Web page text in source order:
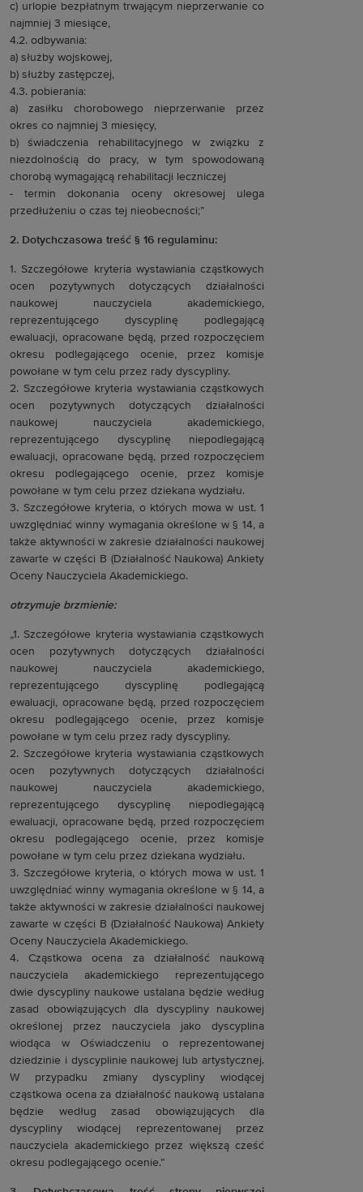
c) urlopie bezpłatnym trwającym nieprzerwanie co
najmniej 3 miesiące,
4.2. odbywania:
a) służby wojskowej,
b) służby zastępczej,
4.3. pobierania:
a) zasiłku chorobowego nieprzerwanie przez
okres co najmniej 3 miesięcy,
b) świadczenia rehabilitacyjnego w związku z
niezdolnością do pracy, w tym spowodowaną
chorobą wymagającą rehabilitacji leczniczej
- termin dokonania oceny okresowej ulega
przedłużeniu o czas tej nieobecności;”
2. Dotychczasowa treść § 16 regulaminu:
1. Szczegółowe kryteria wystawiania cząstkowych
ocen pozytywnych dotyczących działalności
naukowej nauczyciela akademickiego,
reprezentującego dyscyplinę podlegającą
ewaluacji, opracowane będą, przed rozpoczęciem
okresu podlegającego ocenie, przez komisje
powołane w tym celu przez rady dyscypliny.
2. Szczegółowe kryteria wystawiania cząstkowych
ocen pozytywnych dotyczących działalności
naukowej nauczyciela akademickiego,
reprezentującego dyscyplinę niepodlegającą
ewaluacji, opracowane będą, przed rozpoczęciem
okresu podlegającego ocenie, przez komisje
powołane w tym celu przez dziekana wydziału.
3. Szczegółowe kryteria, o których mowa w ust. 1
uwzględniać winny wymagania określone w § 14, a
także aktywności w zakresie działalności naukowej
zawarte w części B (Działalność Naukowa) Ankiety
Oceny Nauczyciela Akademickiego.
otrzymuje brzmienie:
„1. Szczegółowe kryteria wystawiania cząstkowych
ocen pozytywnych dotyczących działalności
naukowej nauczyciela akademickiego,
reprezentującego dyscyplinę podlegającą
ewaluacji, opracowane będą, przed rozpoczęciem
okresu podlegającego ocenie, przez komisje
powołane w tym celu przez rady dyscypliny.
2. Szczegółowe kryteria wystawiania cząstkowych
ocen pozytywnych dotyczących działalności
naukowej nauczyciela akademickiego,
reprezentującego dyscyplinę niepodlegającą
ewaluacji, opracowane będą, przed rozpoczęciem
okresu podlegającego ocenie, przez komisje
powołane w tym celu przez dziekana wydziału.
3. Szczegółowe kryteria, o których mowa w ust. 1
uwzględniać winny wymagania określone w § 14, a
także aktywności w zakresie działalności naukowej
zawarte w części B (Działalność Naukowa) Ankiety
Oceny Nauczyciela Akademickiego.
4. Cząstkowa ocena za działalność naukową
nauczyciela akademickiego reprezentującego
dwie dyscypliny naukowe ustalana będzie według
zasad obowiązujących dla dyscypliny naukowej
określonej przez nauczyciela jako dyscyplina
wiodąca w Oświadczeniu o reprezentowanej
dziedzinie i dyscyplinie naukowej lub artystycznej.
W przypadku zmiany dyscypliny wiodącej
cząstkowa ocena za działalność naukową ustalana
będzie według zasad obowiązujących dla
dyscypliny wiodącej reprezentowanej przez
nauczyciela akademickiego przez większą cześć
okresu podlegającego ocenie.”